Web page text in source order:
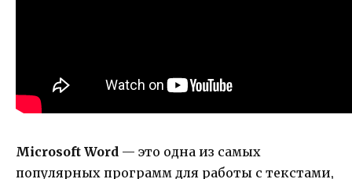
Microsoft Word — это одна из самых
популярных программ для работы с текстами,